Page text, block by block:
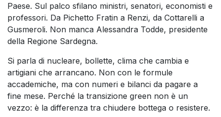
Paese. Sul palco sfilano ministri, senatori, economisti e
professori. Da Pichetto Fratin a Renzi, da Cottarelli a
Gusmeroli. Non manca Alessandra Todde, presidente
della Regione Sardegna.
Si parla di nucleare, bollette, clima che cambia e
artigiani che arrancano. Non con le formule
accademiche, ma con numeri e bilanci da pagare a
fine mese. Perché la transizione green non è un
vezzo: è la differenza tra chiudere bottega o resistere.